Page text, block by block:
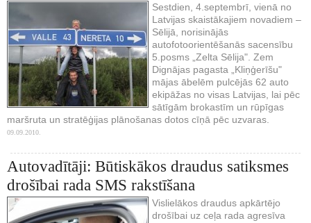
Sestdien, 4.septembrī, vienā no
Latvijas skaistākajiem novadiem –
Sēlijā, norisinājās
autofotoorientēšanās sacensību
5.posms „Zelta Sēlija". Zem
Dignājas pagasta „Kliņģerīšu"
mājas ābelēm pulcējās 62 auto
ekipāžas no visas Latvijas, lai pēc
sātīgām brokastīm un rūpīgas
maršruta un stratēģijas plānošanas dotos cīņā pēc uzvaras.
09.09.2010.
Autovadītāji: Būtiskākos draudus satiksmes
drošībai rada SMS rakstīšana
Vislielākos draudus apkārtējo
drošībai uz ceļa rada agresīva